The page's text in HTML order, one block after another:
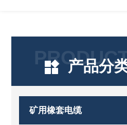
产品分
矿用橡套电缆